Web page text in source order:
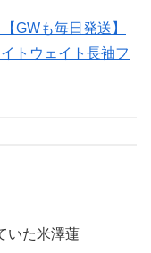
GWも毎日発送】
トウェイト長袖フ
いた米澤蓮